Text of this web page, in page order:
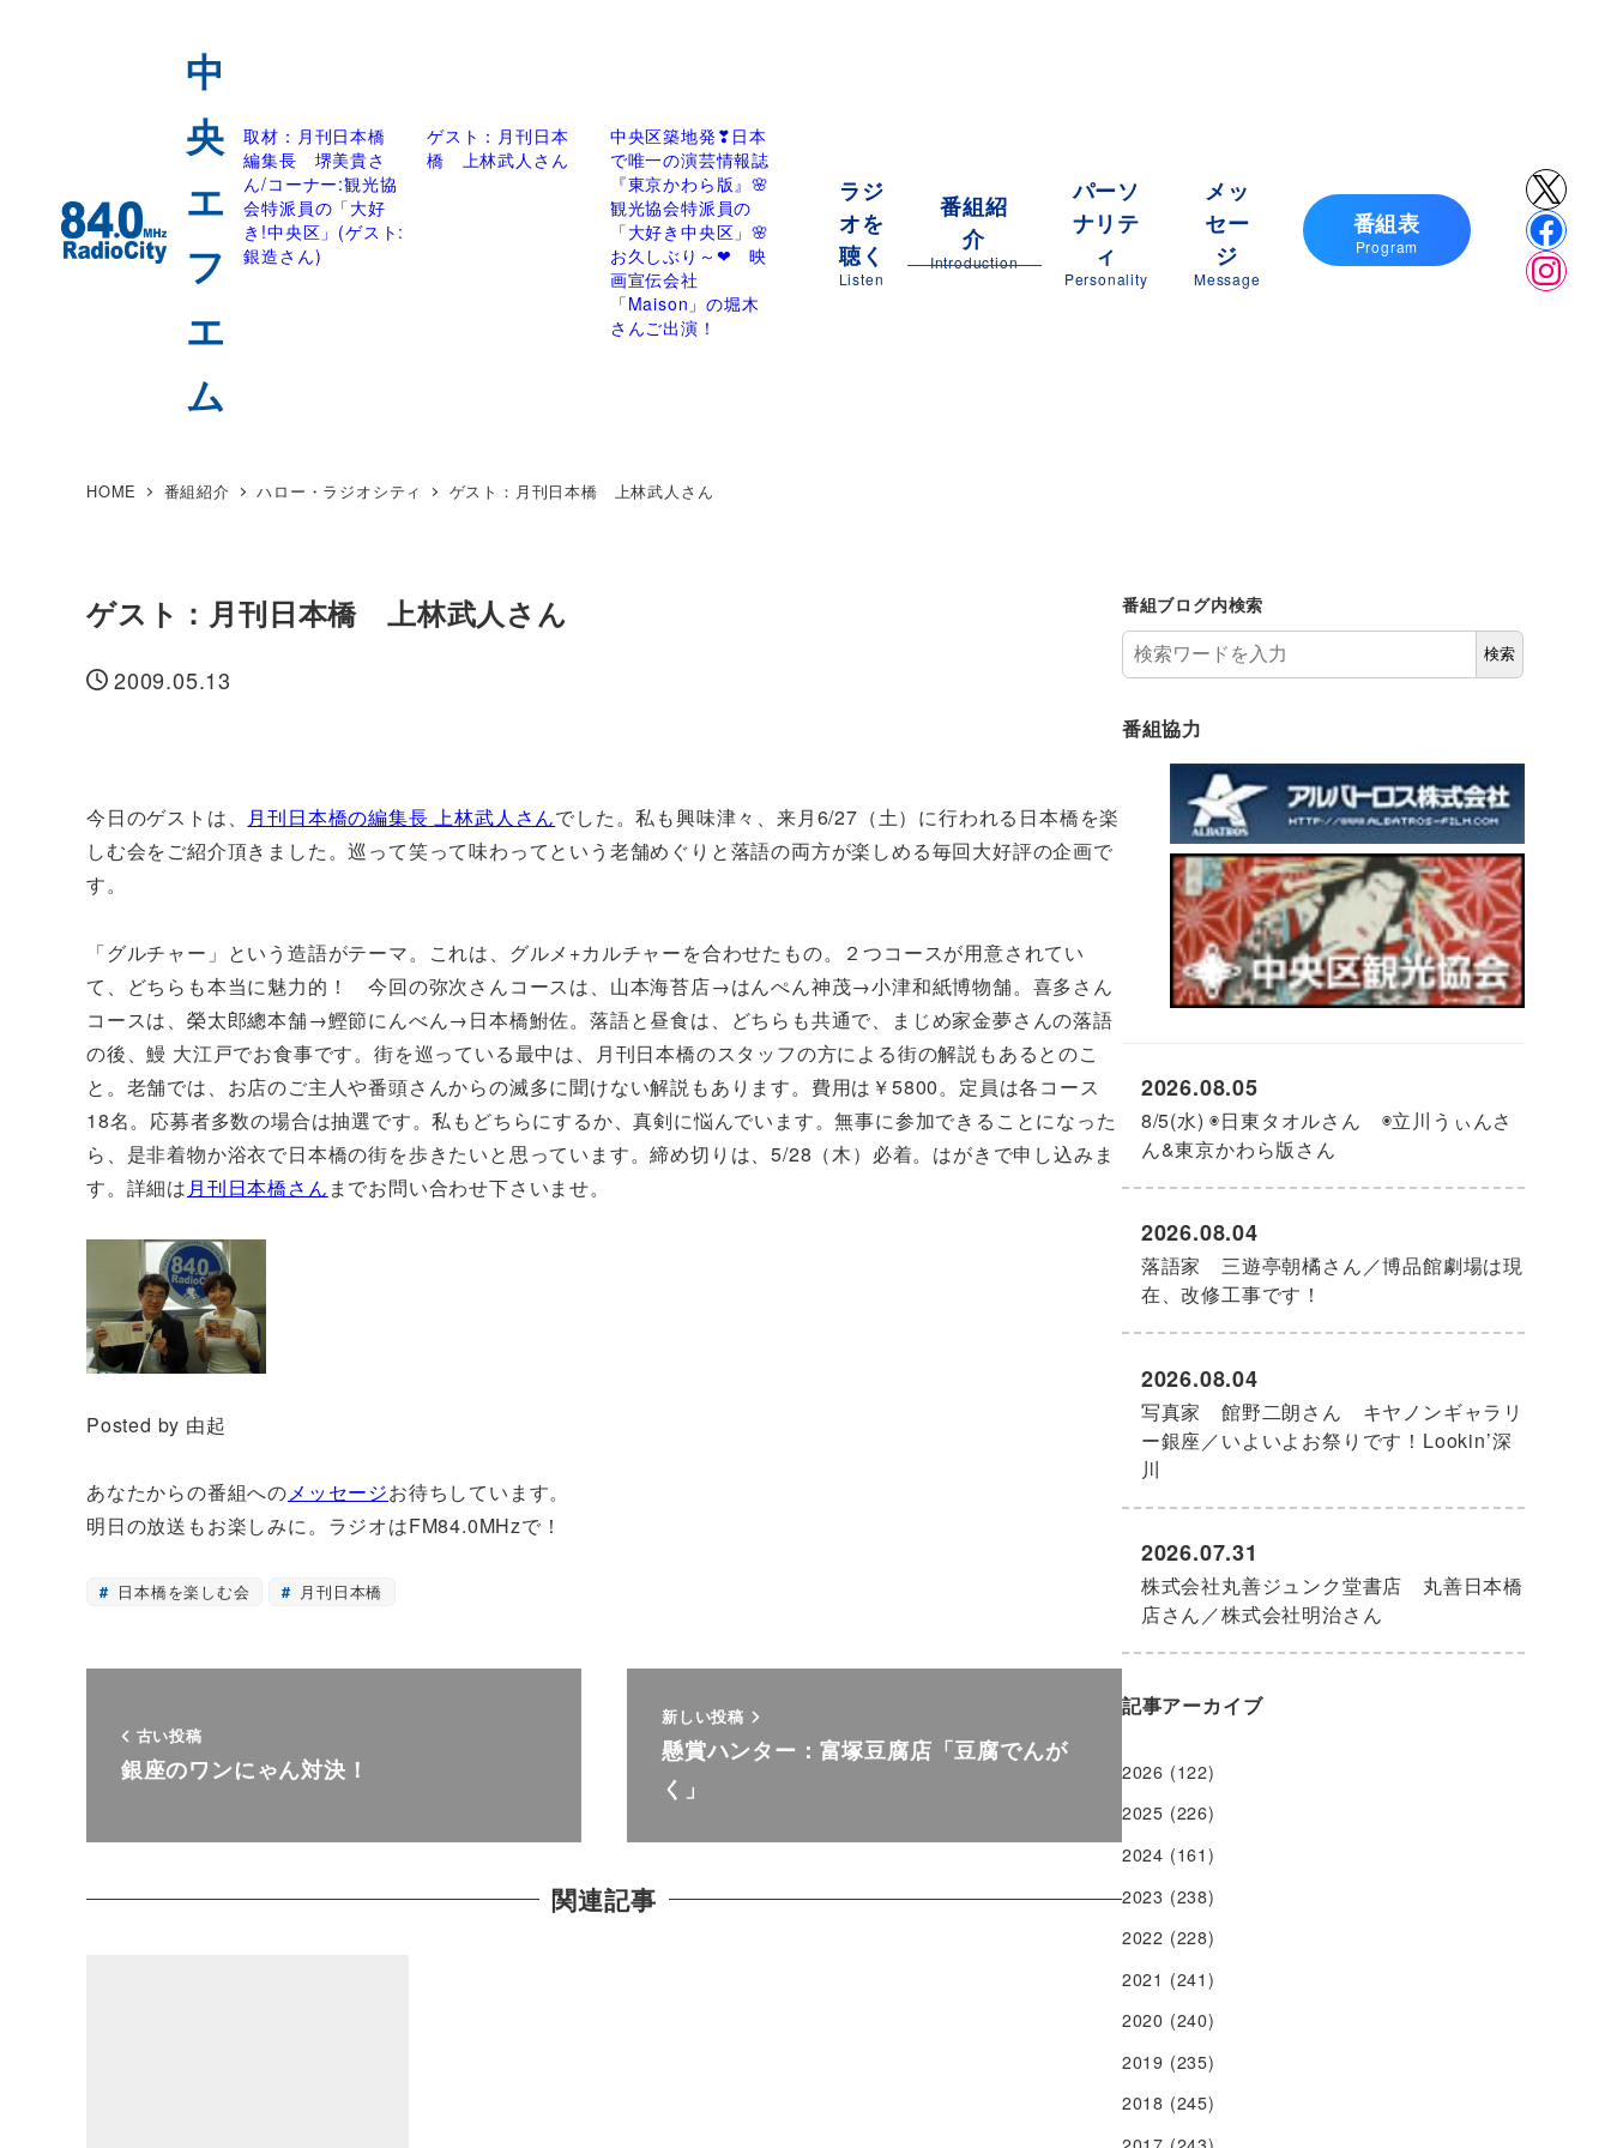
X
取材：月刊日本橋
編集長 堺美貴さ
ん/コーナー:観光協
会特派員の「大好
き!中央区」(ゲスト:
銀造さん)
ゲスト：月刊日本
橋 上林武人さん
中央区築地発❣日本
で唯一の演芸情報誌
『東京かわら版』🌸
観光協会特派員の
「大好き中央区」🌸
お久しぶり～❤ 映
画宣伝会社
「Maison」の堀木
さんご出演！
ラジ
オを
聴く
Listen
番組紹
介
Introduction
パーソ
ナリテ
ィ
Personality
メッ
セー
ジ
Message
番組表
Program
HOME 番組紹介 ハロー・ラジオシティ ゲスト：月刊日本橋 上林武人さん
ゲスト：月刊日本橋 上林武人さん
投稿日
2009.05.13
今日のゲストは、 月刊日本橋の編集長 上林武人さんでした。私も興味津々、来月6/27 （土）に行われる日本橋を楽
しむ会をご紹介頂きました。巡って笑って味わってという老舗めぐりと落語の両方が楽しめる毎回大好評の企画で
す。
「グルチャー」という造語がテーマ。これは、グルメ +カルチャーを合わせたもの。２つコースが用意されてい
て、どちらも本当に魅力的！ 今回の弥次さんコースは、山本海苔店→はんぺん神茂→小津和紙博物舗。喜多さん
コースは、榮太郎總本舗→鰹節にんべん→日本橋鮒佐。落語と昼食は、どちらも共通で、まじめ家金夢さんの落語
の後、鰻 大江戸でお食事です。街を巡っている最中は、月刊日本橋のスタッフの方による街の解説もあるとのこ
と。老舗では、お店のご主人や番頭さんからの滅多に聞けない解説もあります。費用は￥5800。定員は各コース
18名。応募者多数の場合は抽選です。私もどちらにするか、真剣に悩んでいます。無事に参加できることになった
ら、是非着物か浴衣で日本橋の街を歩きたいと思っています。締め切りは、5/28 （木）必着。はがきで申し込みま
す。詳細は月刊日本橋さん までお問い合わせ下さいませ。
Posted by 由起
あなたからの番組へのメッセージお待ちしています。
明日の放送もお楽しみに。ラジオはFM84.0MHzで！
日本橋を楽しむ会 月刊日本橋
古い投稿
銀座のワンにゃん対決！
新しい投稿
懸賞ハンター：富塚豆腐店「豆腐でんが
く」
関連記事
番組ブログ内検索
検索
番組協力
8/5(水) ◉日東タオルさん ◉立川うぃんさ
ん&東京かわら版さん
2026.08.05
落語家 三遊亭朝橘さん／博品館劇場は現
在、改修工事です！
2026.08.04
写真家 館野二朗さん キヤノンギャラリ
ー銀座／いよいよお祭りです！Lookin’深
川
2026.08.04
株式会社丸善ジュンク堂書店 丸善日本橋
店さん／株式会社明治さん
2026.07.31
記事アーカイブ
2026 (122)
2025 (226)
2024 (161)
2023 (238)
2022 (228)
2021 (241)
2020 (240)
2019 (235)
2018 (245)